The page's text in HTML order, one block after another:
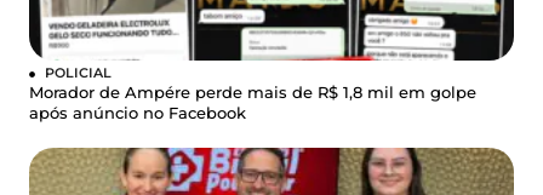
POLICIAL
Morador de Ampére perde mais de R$ 1,8 mil em golpe
após anúncio no Facebook